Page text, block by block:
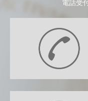
電話受